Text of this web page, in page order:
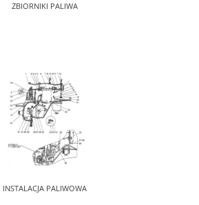
ZBIORNIKI PALIWA
INSTALACJA PALIWOWA